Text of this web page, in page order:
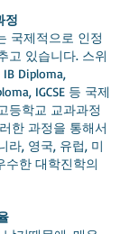
정
국제적으로 인정
고 있습니다. 스위
Diploma,
IGCSE 등 국제
등학교 교과과정
한 과정을 통해서
라, 영국, 유럽, 미
수한 대학진학의